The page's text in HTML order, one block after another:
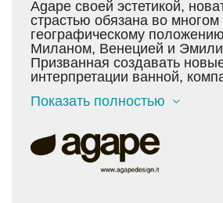
Agape своей эстетикой,
страстью обязана во
географическому
Миланом, Венецией и
Призванная создавать
интерпретации ванной,
мебельной индустрии. Под
функционального
эмоциональному центру
начала врожденный
сочетании со стремлением к
Показать полностью